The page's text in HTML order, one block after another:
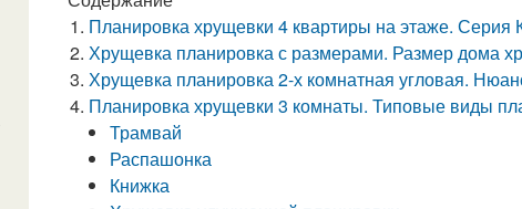
Планировка хрущевки 4 квартиры на этаже. Серия
Хрущевка планировка с размерами. Размер дома
Хрущевка планировка 2-х комнатная угловая.
Планировка хрущевки 3 комнаты. Типовые виды
Трамвай
Распашонка
Книжка